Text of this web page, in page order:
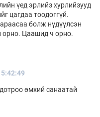
үед эрлийз хурлийзууд
цагдаа тоодоггүй.
болж нүдүүлсэн
орно. Цаашид ч орно.
өмхий санаатай